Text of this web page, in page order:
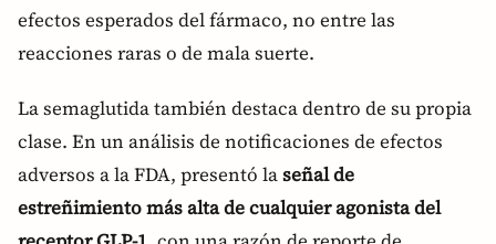
efectos esperados del fármaco, no entre las
reacciones raras o de mala suerte.
La semaglutida también destaca dentro de su propia
clase. En un análisis de notificaciones de efectos
adversos a la FDA, presentó laseñal de
estreñimiento más alta de cualquier agonista del